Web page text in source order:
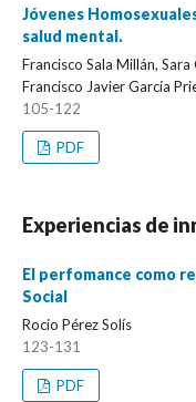
Jóvenes
salud mental.
Francisco Sala Millán,
Francisco Javier García
105-122
PDF
Experiencias de
El perfomance como
Social
Rocio Pérez Solís
123-131
PDF